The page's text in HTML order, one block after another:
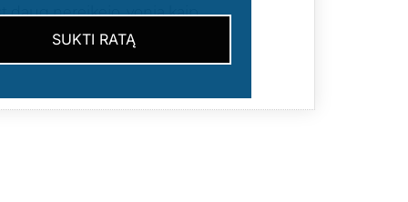
daug nereikejo. vonia kaip
SUKTI RATĄ